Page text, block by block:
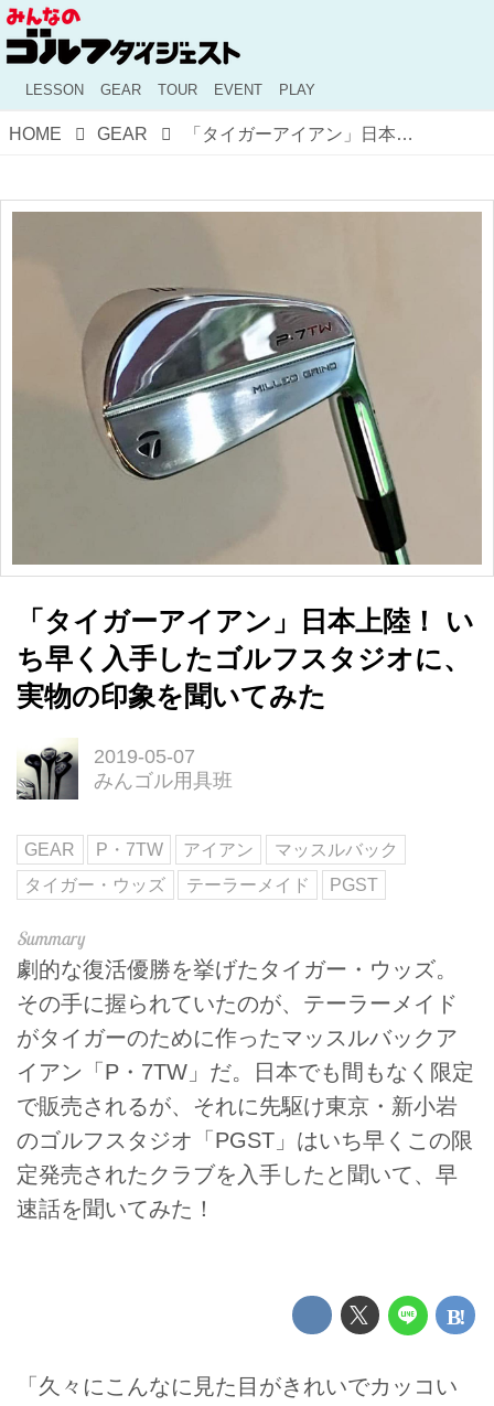
LESSON GEAR TOUR EVENT PLAY
HOME GEAR 「タイガーアイアン」日本上陸！ いち早く入手したゴルフスタジオに、実物の印象を聞いてみた
「タイガーアイアン」日本上陸！ い
ち早く入手したゴルフスタジオに、
実物の印象を聞いてみた
2019-05-07
みんゴル用具班
GEAR P・7TW アイアン
マッスルバック
タイガー・ウッズ
テーラーメイド PGST
劇的な復活優勝を挙げたタイガー・ウッズ。
その手に握られていたのが、テーラーメイド
がタイガーのために作ったマッスルバックア
イアン「P・7TW」だ。日本でも間もなく限定
で販売されるが、それに先駆け東京・新小岩
のゴルフスタジオ「PGST」はいち早くこの限
定発売されたクラブを入手したと聞いて、早
速話を聞いてみた！
「久々にこんなに見た目がきれいでカッコい